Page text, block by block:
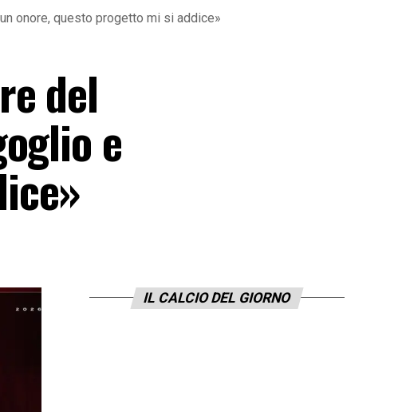
onore, questo progetto mi si addice»
del
e
IL CALCIO DEL GIORNO